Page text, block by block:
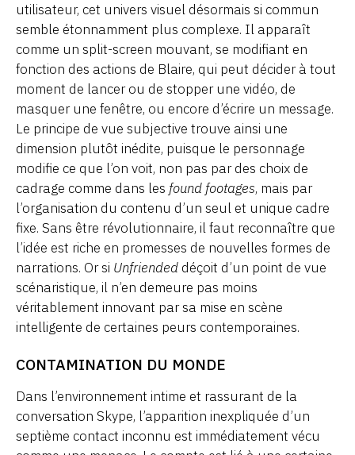
utilisateur, cet univers visuel désormais si commun
semble étonnamment plus complexe. Il apparaît
comme un split-screen mouvant, se modifiant en
fonction des actions de Blaire, qui peut décider à tout
moment de lancer ou de stopper une vidéo, de
masquer une fenêtre, ou encore d’écrire un message.
Le principe de vue subjective trouve ainsi une
dimension plutôt inédite, puisque le personnage
modifie ce que l’on voit, non pas par des choix de
cadrage comme dans les found footages, mais par
l’organisation du contenu d’un seul et unique cadre
fixe. Sans être révolutionnaire, il faut reconnaître que
l’idée est riche en promesses de nouvelles formes de
narrations. Or si Unfriended déçoit d’un point de vue
scénaristique, il n’en demeure pas moins
véritablement innovant par sa mise en scène
intelligente de certaines peurs contemporaines.
CONTAMINATION DU MONDE
Dans l’environnement intime et rassurant de la
conversation Skype, l’apparition inexpliquée d’un
septième contact inconnu est immédiatement vécu